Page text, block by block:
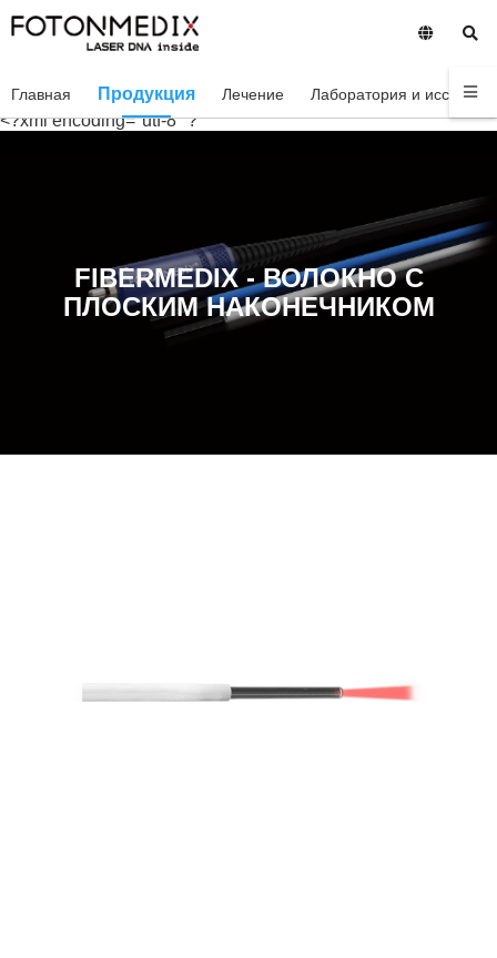
Главная Продукция Лечение Лаборатория и
<?xml encoding="utf-8" ?
FIBERMEDIX - ВОЛОКНО С
ПЛОСКИМ НАКОНЕЧНИКОМ